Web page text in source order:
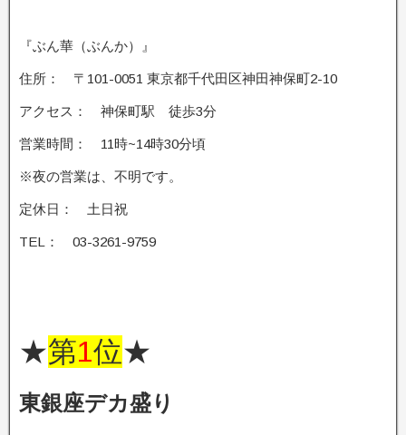
『ぶん華（ぶんか）』
住所： 〒101-0051 東京都千代田区神田神保町2-10
アクセス： 神保町駅 徒歩3分
営業時間： 11時~14時30分頃
※夜の営業は、不明です。
定休日： 土日祝
TEL： 03-3261-9759
★第1位★
東銀座デカ盛り